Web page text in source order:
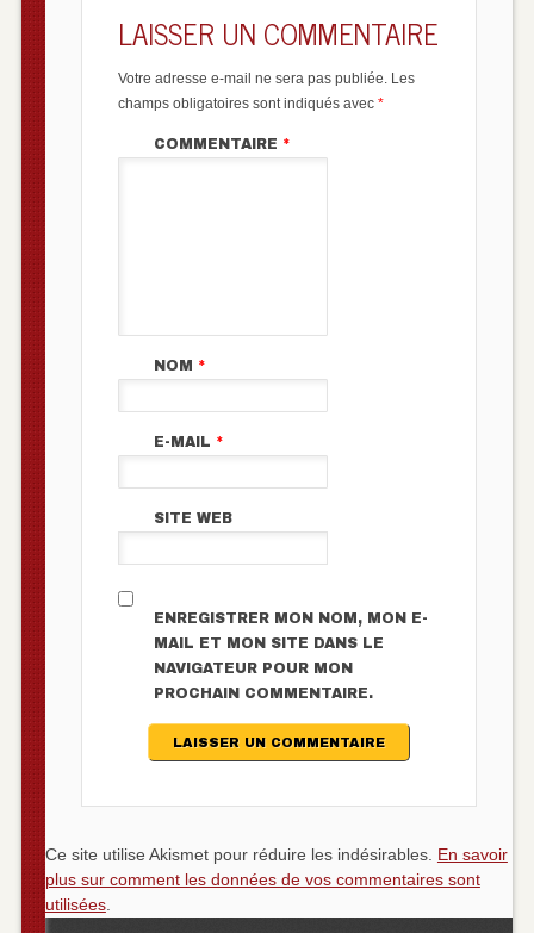
LAISSER UN COMMENTAIRE
Votre adresse e-mail ne sera pas publiée. Les
champs obligatoires sont indiqués avec *
COMMENTAIRE *
NOM *
E-MAIL *
SITE WEB
ENREGISTRER MON NOM, MON E-
MAIL ET MON SITE DANS LE
NAVIGATEUR POUR MON
PROCHAIN COMMENTAIRE.
Ce site utilise Akismet pour réduire les indésirables. En savoir
plus sur comment les données de vos commentaires sont
utilisées.